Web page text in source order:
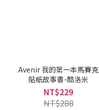
Avenir 我的第一本馬賽克
貼紙故事書-酷洛米
NT$229
NT$288